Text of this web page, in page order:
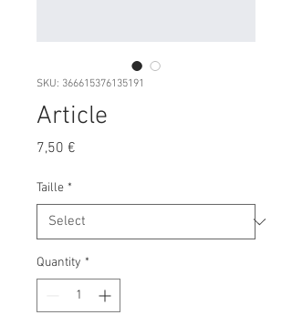
SKU: 366615376135191
Article
7,50 €
Taille *
Quantity *